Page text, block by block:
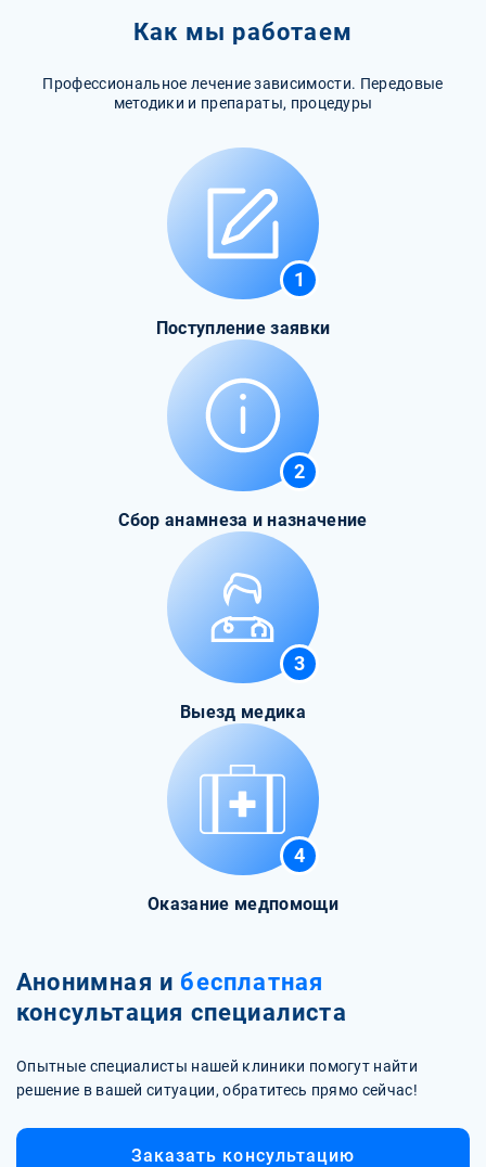
Как мы работаем
Профессиональное лечение зависимости. Передовые
методики и препараты, процедуры
1
Поступление заявки
2
Сбор анамнеза и назначение
3
Выезд медика
4
Оказание медпомощи
Анонимная и бесплатная
консультация специалиста
Опытные специалисты нашей клиники помогут найти
решение в вашей ситуации, обратитесь прямо сейчас!
Заказать консультацию